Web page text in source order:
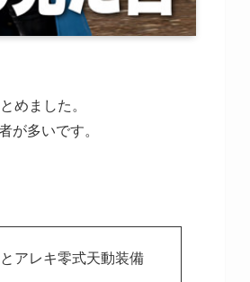
めました。
が多いです。
アレキ零式天動装備